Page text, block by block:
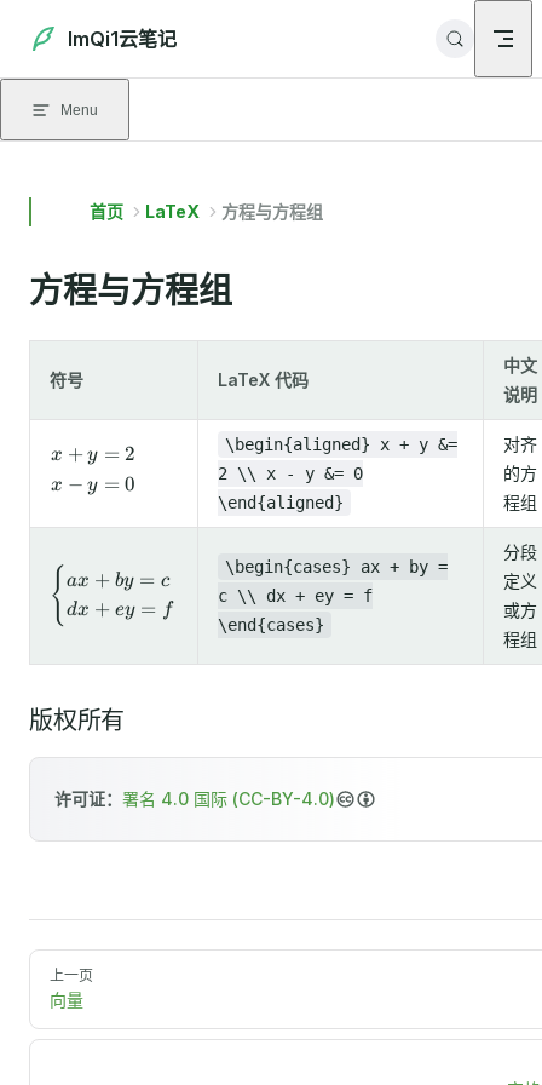
Skip to content
ImQi1云笔记
Menu
首页 LaTeX 方程与方程组
方程与方程组
符号 LaTeX 代码
中文
说明
\begin{aligned}
x + y &= 2 \\ x
- y &= 0
\end{aligned}
x + y
x − y
= 2
= 0
\begin{aligned} x + y &=
2 \\ x - y &= 0
\end{aligned}
对齐
的方
程组
\begin{cases}
ax + by = c
\\ dx + ey = f
{ ax + by = c
dx + ey = f
\begin{cases} ax + by =
c \\ dx + ey = f
\end{cases}
分段
定义
或方
程组
版权所有
许可证： 署名 4.0 国际 (CC-BY-4.0)
上一页
向量